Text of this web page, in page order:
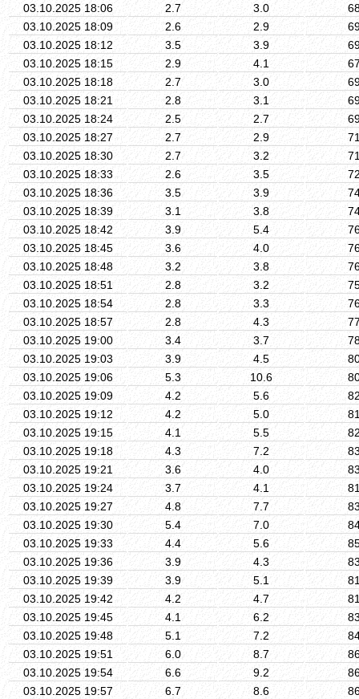
03.10.2025 18:06
2.7 3.0
03.10.2025 18:09
2.6 2.9
03.10.2025 18:12
3.5 3.9
03.10.2025 18:15
2.9 4.1
03.10.2025 18:18
2.7 3.0
03.10.2025 18:21
2.8 3.1
03.10.2025 18:24
2.5 2.7
03.10.2025 18:27
2.7 2.9
03.10.2025 18:30
2.7 3.2
03.10.2025 18:33
2.6 3.5
03.10.2025 18:36
3.5 3.9
03.10.2025 18:39
3.1 3.8
03.10.2025 18:42
3.9 5.4
03.10.2025 18:45
3.6 4.0
03.10.2025 18:48
3.2 3.8
03.10.2025 18:51
2.8 3.2
03.10.2025 18:54
2.8 3.3
03.10.2025 18:57
2.8 4.3
03.10.2025 19:00
3.4 3.7
03.10.2025 19:03
3.9 4.5
03.10.2025 19:06
5.3 10.6
03.10.2025 19:09
4.2 5.6
03.10.2025 19:12
4.2 5.0
03.10.2025 19:15
4.1 5.5
03.10.2025 19:18
4.3 7.2
03.10.2025 19:21
3.6 4.0
03.10.2025 19:24
3.7 4.1
03.10.2025 19:27
4.8 7.7
03.10.2025 19:30
5.4 7.0
03.10.2025 19:33
4.4 5.6
03.10.2025 19:36
3.9 4.3
03.10.2025 19:39
3.9 5.1
03.10.2025 19:42
4.2 4.7
03.10.2025 19:45
4.1 6.2
03.10.2025 19:48
5.1 7.2
03.10.2025 19:51
6.0 8.7
03.10.2025 19:54
6.6 9.2
03.10.2025 19:57
6.7 8.6